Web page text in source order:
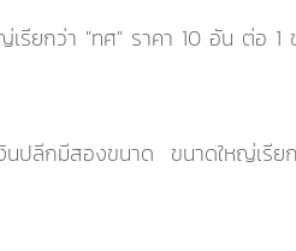
รียกว่า "ทศ" ราคา 10 อัน ต่อ
ปลีกมีสองขนาด ขนาดใหญ่เรีย